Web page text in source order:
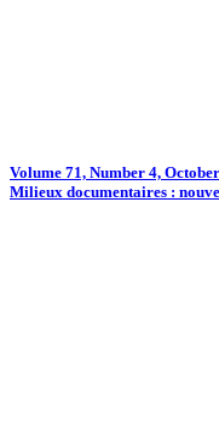
Volume 71, Number 4,
Milieux documentaires :